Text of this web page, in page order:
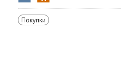
Покупки